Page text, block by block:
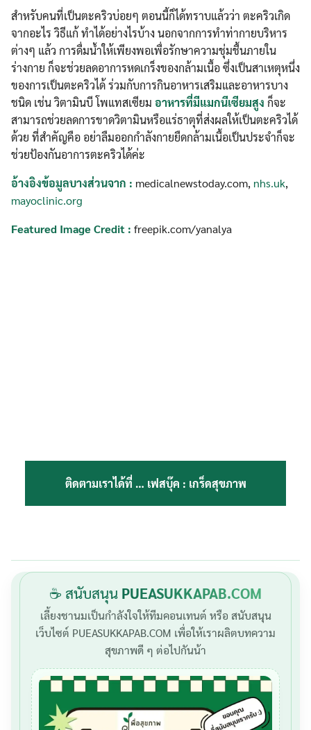
สำหรับคนที่เป็นตะคริวบ่อยๆ ตอนนี้ก็ได้ทราบแล้วว่า ตะคริวเกิด
จากอะไร วิธีแก้ ทำได้อย่างไรบ้าง นอกจากการทำท่ากายบริหาร
ต่างๆ แล้ว การดื่มน้ำให้เพียงพอเพื่อรักษาความชุ่มชื้นภายใน
ร่างกาย ก็จะช่วยลดอาการหดเกร็งของกล้ามเนื้อ ซึ่งเป็นสาเหตุหนึ่ง
ของการเป็นตะคริวได้ ร่วมกับการกินอาหารเสริมและอาหารบาง
ชนิด เช่น วิตามินบี โพแทสเซียม อาหารที่มีแมกนีเซียมสูง ก็จะ
สามารถช่วยลดการขาดวิตามินหรือแร่ธาตุที่ส่งผลให้เป็นตะคริวได้
ด้วย ที่สำคัญคือ อย่าลืมออกกำลังกายยืดกล้ามเนื้อเป็นประจำก็จะ
ช่วยป้องกันอาการตะคริวได้ค่ะ
อ้างอิงข้อมูลบางส่วนจาก : medicalnewstoday.com, nhs.uk,
mayoclinic.org
Featured Image Credit : freepik.com/yanalya
ติดตามเราได้ที่ … เฟสบุ๊ค : เกร็ดสุขภาพ
☕ สนับสนุน PUEASUKKAPAB.COM
เลี้ยงชานมเป็นกำลังใจให้ทีมคอนเทนต์ หรือ สนับสนุน
เว็บไซต์ PUEASUKKAPAB.COM เพื่อให้เราผลิตบทความ
สุขภาพดี ๆ ต่อไปกันน้า